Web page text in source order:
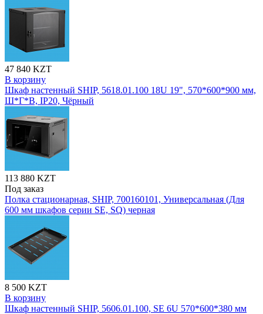
47 840 KZT
В корзину
Шкаф настенный SHIP, 5618.01.100 18U 19", 570*600*900 мм,
Ш*Г*В, IP20, Чёрный
113 880 KZT
Под заказ
Полка стационарная, SHIP, 700160101, Универсальная (Для
600 мм шкафов серии SE, SQ) черная
8 500 KZT
В корзину
Шкаф настенный SHIP, 5606.01.100, SE 6U 570*600*380 мм